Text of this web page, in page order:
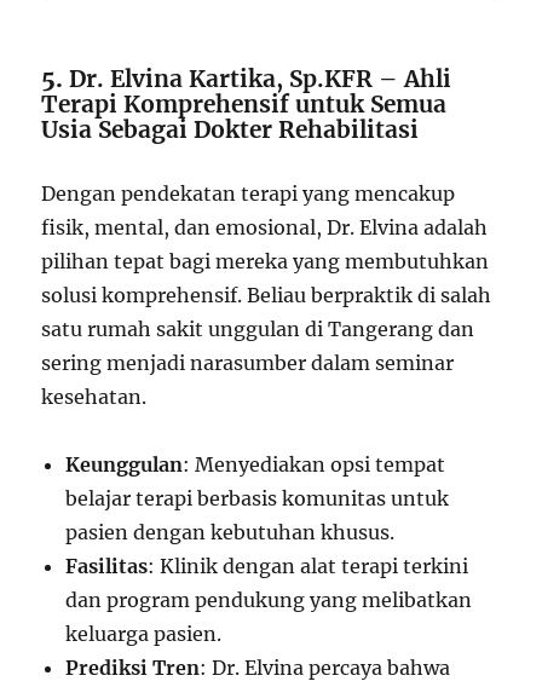
5.Dr. Elvina Kartika, Sp.KFR – Ahli
Terapi Komprehensif untuk Semua
Usia Sebagai Dokter Rehabilitasi
Dengan pendekatan terapi yang mencakup
fisik, mental, dan emosional, Dr. Elvina adalah
pilihan tepat bagi mereka yang membutuhkan
solusi komprehensif. Beliau berpraktik di salah
satu rumah sakit unggulan di Tangerang dan
sering menjadi narasumber dalam seminar
kesehatan.
Keunggulan: Menyediakan opsi tempat
belajar terapi berbasis komunitas untuk
pasien dengan kebutuhan khusus.
Fasilitas: Klinik dengan alat terapi terkini
dan program pendukung yang melibatkan
keluarga pasien.
Prediksi Tren: Dr. Elvina percaya bahwa